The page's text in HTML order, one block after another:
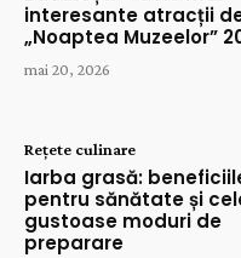
interesante atracții
„Noaptea Muzeelor”
mai 20, 2026
Rețete culinare
Iarba grasă:
pentru sănătate și
gustoase moduri de
preparare